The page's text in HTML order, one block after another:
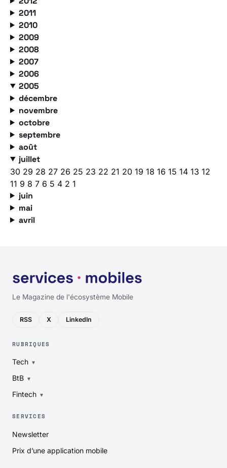
2011
2010
2009
2008
2007
2006
2005
décembre
novembre
octobre
septembre
août
juillet
30 29 28 27 26 25 23 22 21 20 19 18 16 15 14 13 12
11 9 8 7 6 5 4 2 1
juin
mai
avril
Le Magazine de l'écosystème Mobile
RSS X LinkedIn
RUBRIQUES
Tech
BtB
Fintech
SERVICES
Newsletter
Prix d’une application mobile